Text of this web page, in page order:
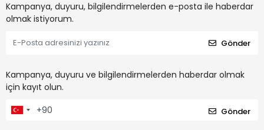
Kampanya, duyuru, bilgilendirmelerden e-posta ile haberdar
olmak istiyorum.
Gönder
Kampanya, duyuru ve bilgilendirmelerden haberdar olmak
için kayıt olun.
Gönder